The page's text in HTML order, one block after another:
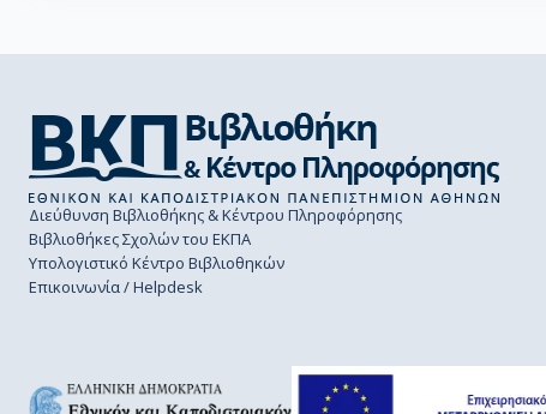
Διεύθυνση Βιβλιοθήκης & Κέντρου Πληροφόρησης
Βιβλιοθήκες Σχολών του ΕΚΠΑ
Υπολογιστικό Κέντρο Βιβλιοθηκών
Επικοινωνία / Helpdesk